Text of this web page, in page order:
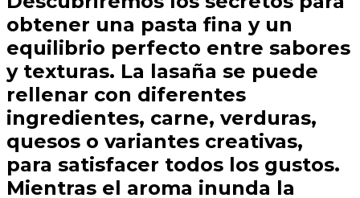
obtener una pasta fina y un
equilibrio perfecto entre sabores
y texturas. La lasaña se puede
rellenar con diferentes
ingredientes, carne, verduras,
quesos o variantes creativas,
para satisfacer todos los gustos.
Mientras el aroma inunda la